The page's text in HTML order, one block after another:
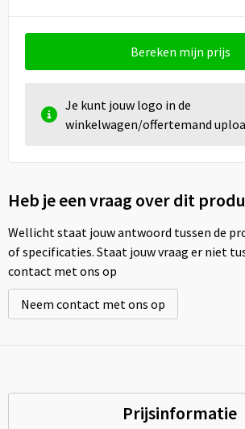
Bereken mijn prijs
Je kunt jouw logo in de
winkelwagen/offertemand
Heb je een vraag over dit
Wellicht staat jouw antwoord tussen de
of specificaties. Staat jouw vraag er niet
contact met ons op
Neem contact met ons op
Prijsinformatie